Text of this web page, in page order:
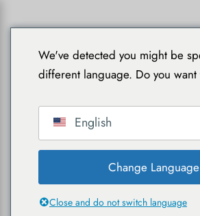
We've detected you might be
different language. Do you
English
Change Language
Close and do not switch language